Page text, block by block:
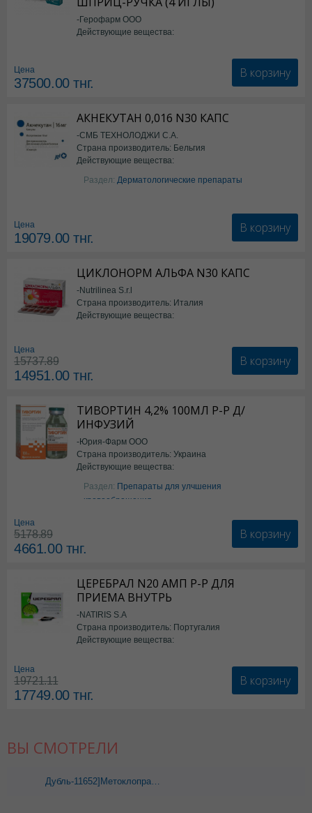
-Герофарм ООО
Действующие вещества:
Цена
37500.00тнг.
В корзину
АКНЕКУТАН 0,016 N30 КАПС
-СМБ ТЕХНОЛОДЖИ С.А.
Страна производитель: Бельгия
Действующие вещества:
Изотретиноин
Раздел: Дерматологические препараты
Цена
19079.00тнг.
В корзину
ЦИКЛОНОРМ АЛЬФА N30 КАПС
-Nutrilinea S.r.l
Страна производитель: Италия
Действующие вещества:
Цена
15737.89
14951.00тнг.
В корзину
ТИВОРТИН 4,2% 100МЛ Р-Р Д/
ИНФУЗИЙ
-Юрия-Фарм ООО
Страна производитель: Украина
Действующие вещества:
Аргинин
Раздел: Препараты для улчшения
кровообращения
Цена
5178.89
4661.00тнг.
В корзину
ЦЕРЕБРАЛ N20 АМП Р-Р ДЛЯ
ПРИЕМА ВНУТРЬ
-NATIRIS S.A
Страна производитель: Португалия
Действующие вещества:
Цена
19721.11
17749.00тнг.
В корзину
ВЫ СМОТРЕЛИ
Дубль-11652]Метоклопрамид